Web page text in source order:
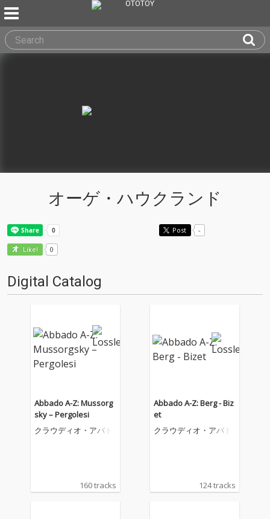
オーゲ・ハウクランド
Post -
Like! 0
Digital Catalog
Abbado A-Z: Mussorg
sky – Pergolesi
クラウディオ・アバド
160 tracks
Abbado A-Z: Berg - Biz
et
クラウディオ・アバド
124 tracks